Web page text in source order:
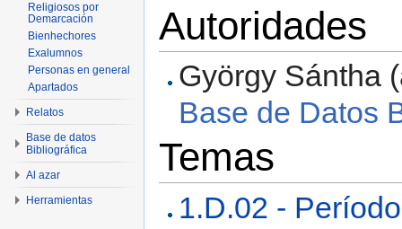
Autoridades
György Sántha
Base de Datos
Temas
1.D.02 -
Religiosos por
Demarcación
Bienhechores
Exalumnos
Personas en general
Apartados
Relatos
Base de datos
Bibliográfica
Al azar
Herramientas